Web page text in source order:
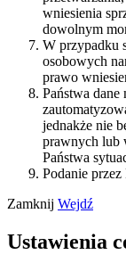
wniesienia
dowolnym
W przypadku
osobowych
prawo
Państwa dane
jednakże nie
prawnych lub
Państwa
Podanie
Zamknij Wejdź
Ustawienia